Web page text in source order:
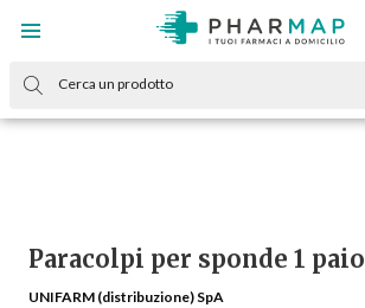
Paracolpi per sponde 1 paio
UNIFARM (distribuzione) SpA